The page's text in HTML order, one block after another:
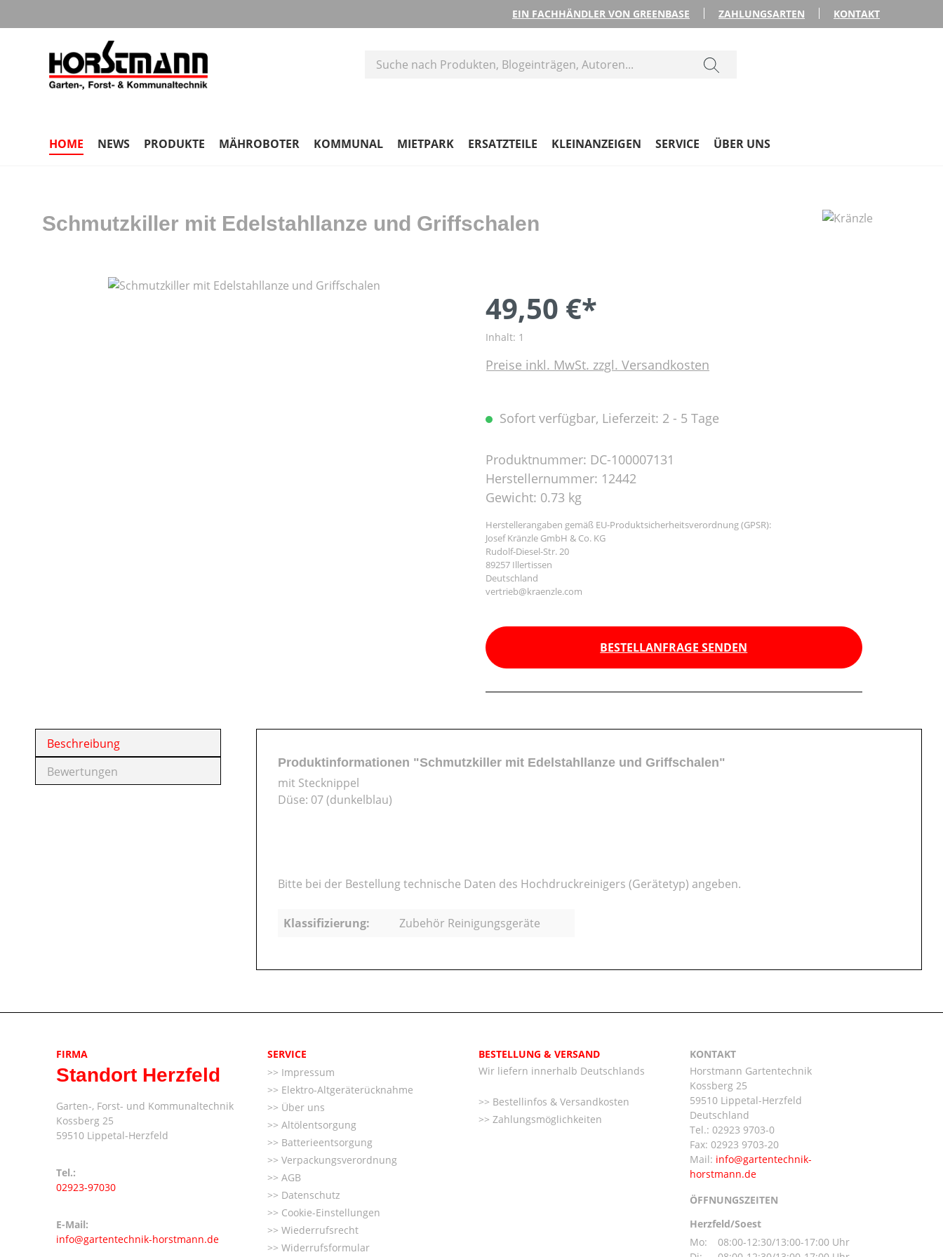
EIN FACHHÄNDLER VON GREENBASE ZAHLUNGSARTEN KONTAKT
HOME NEWS PRODUKTE MÄHROBOTER KOMMUNAL MIETPARK ERSATZTEILE KLEINANZEIGEN SERVICE ÜBER UNS
Schmutzkiller mit Edelstahllanze und Griffschalen
Bildergalerie überspringen
49,50 €*
Inhalt: 1
Preise inkl. MwSt. zzgl. Versandkosten
Sofort verfügbar, Lieferzeit: 2 - 5 Tage
Produktnummer: DC-100007131
Herstellernummer: 12442
Gewicht: 0.73 kg
Herstellerangaben gemäß EU-Produktsicherheitsverordnung (GPSR):
Josef Kränzle GmbH & Co. KG
Rudolf-Diesel-Str. 20
89257 Illertissen
Deutschland
vertrieb@kraenzle.com
BESTELLANFRAGE SENDEN
Beschreibung
Bewertungen
Produktinformationen "Schmutzkiller mit Edelstahllanze und Griffschalen"
mit Stecknippel
Düse: 07 (dunkelblau)
Bitte bei der Bestellung technische Daten des Hochdruckreinigers (Gerätetyp) angeben.
Klassifizierung: Zubehör Reinigungsgeräte
FIRMA
Standort Herzfeld
Garten-, Forst- und Kommunaltechnik
Kossberg 25
59510 Lippetal-Herzfeld
Tel.:
02923-97030
E-Mail:
info@gartentechnik-horstmann.de
SERVICE
Impressum
Elektro-Altgeräterücknahme
Über uns
Altölentsorgung
Batterieentsorgung
Verpackungsverordnung
AGB
Datenschutz
Cookie-Einstellungen
Wiederrufsrecht
Widerrufsformular
BESTELLUNG & VERSAND
Wir liefern innerhalb Deutschlands
Bestellinfos & Versandkosten
Zahlungsmöglichkeiten
KONTAKT
Horstmann Gartentechnik
Kossberg 25
59510 Lippetal-Herzfeld
Deutschland
Tel.: 02923 9703-0
Fax: 02923 9703-20
Mail:
ÖFFNUNGSZEITEN
Herzfeld/Soest
Mo:
08:00-12:30/13:00-17:00 Uhr